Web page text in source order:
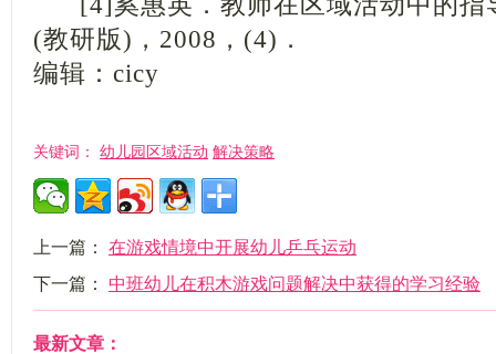
(教研版)，2008，(4)．
编辑：cicy
关键词： 幼儿园区域活动 解决策略
上一篇： 在游戏情境中开展幼儿乒乓运动
下一篇： 中班幼儿在积木游戏问题解决中获得的学习经验
最新文章：